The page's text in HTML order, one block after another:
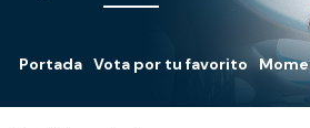
Portada Vota por tu favorito